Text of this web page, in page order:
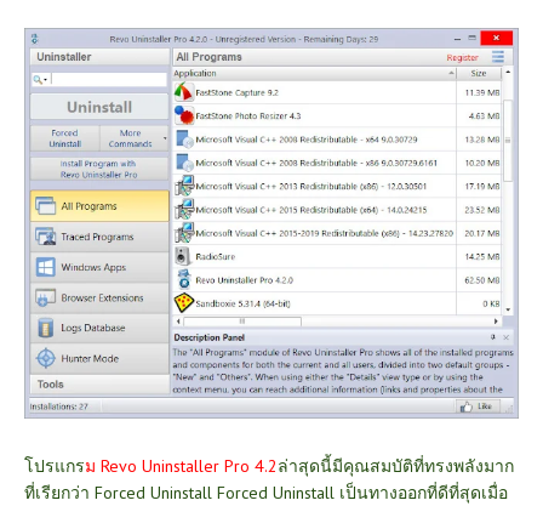
โปรแกรม Revo Uninstaller Pro 4.2ล่าสุดนี้มีคุณสมบัติที่ทรงพลังมาก
ที่เรียกว่า Forced Uninstall Forced Uninstall เป็นทางออกที่ดีที่สุดเมื่อ